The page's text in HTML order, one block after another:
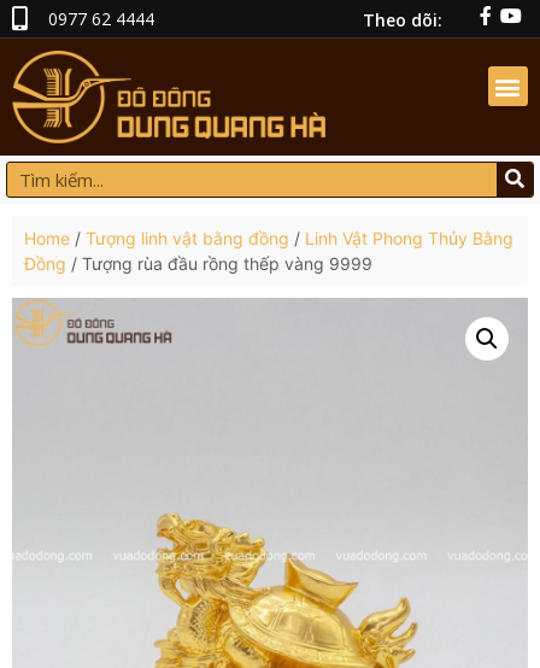
0977 62 4444 Theo dõi:
Home / Tượng linh vật bằng đồng / Linh Vật Phong Thủy Bằng
Đồng / Tượng rùa đầu rồng thếp vàng 9999